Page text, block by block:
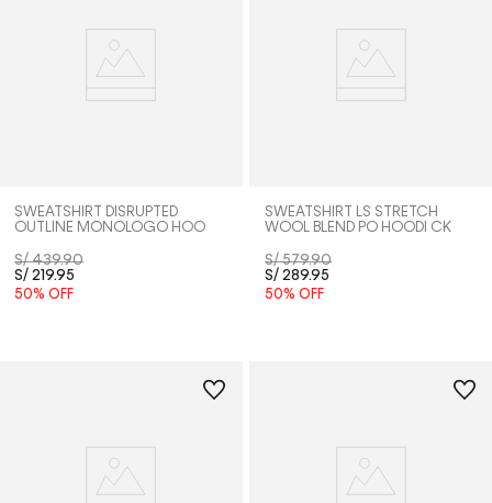
SWEATSHIRT DISRUPTED
OUTLINE MONOLOGO HOO
S/ 439.90
S/ 219.95
50% OFF
SWEATSHIRT LS STRETCH
WOOL BLEND PO HOODI CK
S/ 579.90
S/ 289.95
50% OFF